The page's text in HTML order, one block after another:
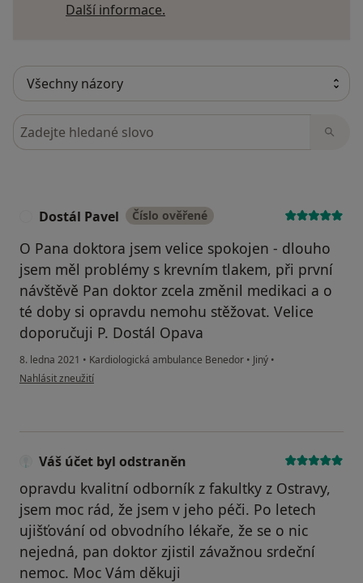
Další informace.
Hledejte v názorech
Dostál Pavel Číslo ověřené
O Pana doktora jsem velice spokojen - dlouho
jsem měl problémy s krevním tlakem, při první
návštěvě Pan doktor zcela změnil medikaci a o
té doby si opravdu nemohu stěžovat. Velice
doporučuji P. Dostál Opava
8. ledna 2021 • Kardiologická ambulance Benedor • Jiný •
podle názoru uživatele Dostál Pavel
Nahlásit zneužití
Váš účet byl odstraněn
opravdu kvalitní odborník z fakultky z Ostravy,
jsem moc rád, že jsem v jeho péči. Po letech
ujišťování od obvodního lékaře, že se o nic
nejedná, pan doktor zjistil závažnou srdeční
nemoc. Moc Vám děkuji